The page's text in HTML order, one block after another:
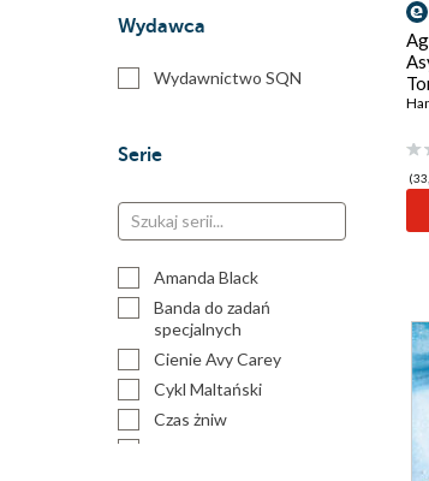
Wydawca
Wydawnictwo SQN
Serie
Amanda Black
Banda do zadań
specjalnych
Cienie Avy Carey
Cykl Maltański
Czas żniw